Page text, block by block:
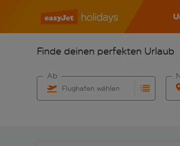
Finde deinen perfekten Urlaub
Flughafen wählen
Ab